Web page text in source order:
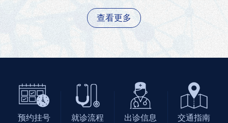
查看更多
预约挂号 就诊流程 出诊信息 交通指南